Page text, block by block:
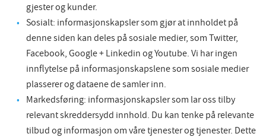
gjester og kunder.
Sosialt: informasjonskapsler som gjør at innholdet på
denne siden kan deles på sosiale medier, som Twitter,
Facebook, Google + Linkedin og Youtube. Vi har ingen
innflytelse på informasjonskapslene som sosiale medier
plasserer og dataene de samler inn.
Markedsføring: informasjonskapsler som lar oss tilby
relevant skreddersydd innhold. Du kan tenke på relevante
tilbud og informasjon om våre tjenester og tjenester. Dette